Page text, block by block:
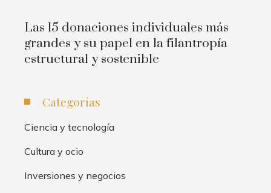
Las 15 donaciones individuales más
grandes y su papel en la filantropía
estructural y sostenible
Categorías
Ciencia y tecnología
Cultura y ocio
Inversiones y negocios